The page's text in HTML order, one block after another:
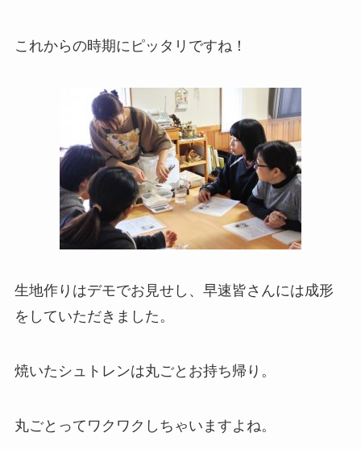
これからの時期にピッタリですね！
生地作りはデモでお見せし、早速皆さんには成形
をしていただきました。
焼いたシュトレンは丸ごとお持ち帰り。
丸ごとってワクワクしちゃいますよね。